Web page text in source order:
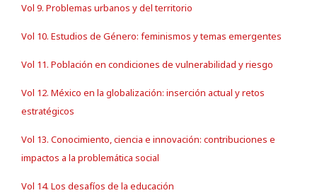
Vol 9. Problemas urbanos y del territorio
Vol 10. Estudios de Género: feminismos y temas emergentes
Vol 11. Población en condiciones de vulnerabilidad y riesgo
Vol 12. México en la globalización: inserción actual y retos
estratégicos
Vol 13. Conocimiento, ciencia e innovación: contribuciones e
impactos a la problemática social
Vol 14. Los desafíos de la educación